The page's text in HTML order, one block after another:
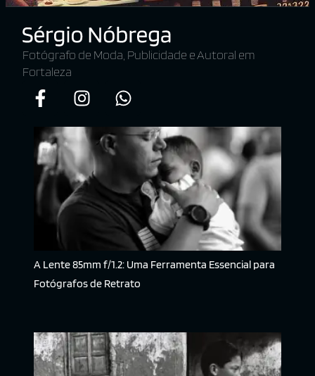
Fotógrafo de Moda, Publicidade e Autoral em
Fortaleza
A Lente 85mm f/1.2: Uma Ferramenta Essencial para
Fotógrafos de Retrato